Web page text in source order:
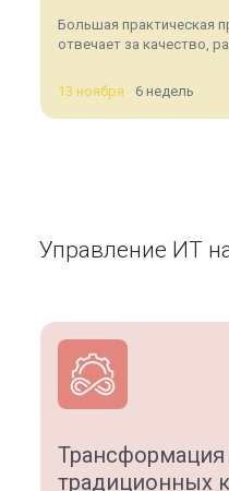
Большая практическая
отвечает за качество,
13 ноября 6 недель
Управление ИТ
традиционных